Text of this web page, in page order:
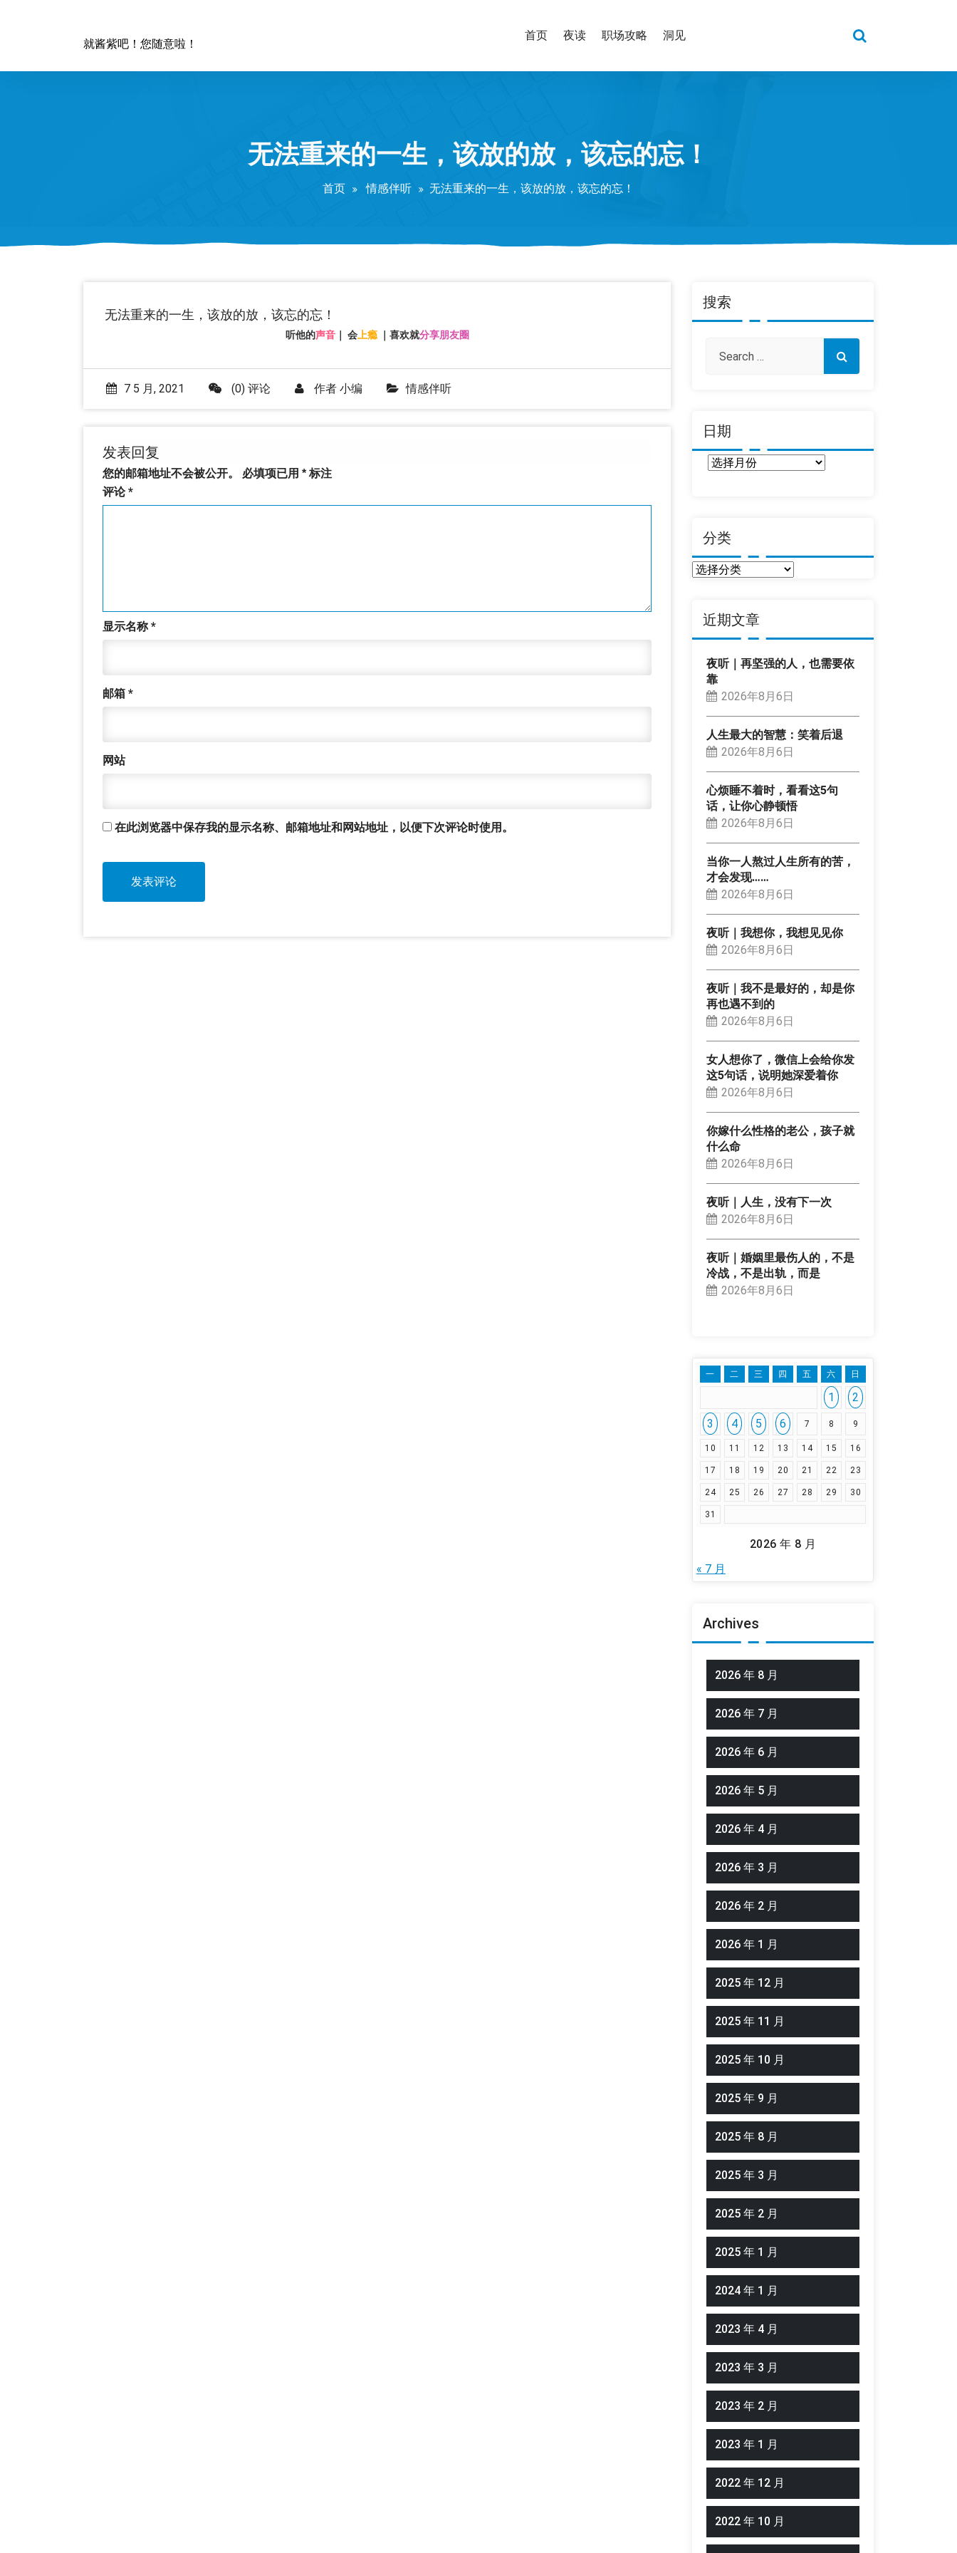
就酱紫吧！您随意啦！
首页 夜读 职场攻略 洞见
无法重来的一生，该放的放，该忘的忘！
首页 情感伴听 无法重来的一生，该放的放，该忘的忘！
无法重来的一生，该放的放，该忘的忘！
听他的声音｜ 会上瘾 ｜喜欢就分享朋友圈
7 5 月, 2021 (0) 评论 作者 小编 情感伴听
发表回复
您的邮箱地址不会被公开。 必填项已用 * 标注
评论*
显示名称*
邮箱 *
网站
在此浏览器中保存我的显示名称、邮箱地址和网站地址，以便下次评论时使用。
搜索
日期
分类
分
近期文章
夜听｜再坚强的人，也需要依
靠
2026年8月6日
人生最大的智慧：笑着后退
2026年8月6日
心烦睡不着时，看看这5句
话，让你心静顿悟
2026年8月6日
当你一人熬过人生所有的苦，
才会发现……
2026年8月6日
夜听｜我想你，我想见见你
2026年8月6日
夜听｜我不是最好的，却是你
再也遇不到的
2026年8月6日
女人想你了，微信上会给你发
这5句话，说明她深爱着你
2026年8月6日
你嫁什么性格的老公，孩子就
什么命
2026年8月6日
夜听｜人生，没有下一次
2026年8月6日
夜听｜婚姻里最伤人的，不是
冷战，不是出轨，而是
2026年8月6日
2026 年 8 月
一 二 三 四 五 六 日
1
2
3
4 5 6 7 8 9
10 11 12 13 14 15 16
17 18 19 20 21 22 23
24 25 26 27 28 29 30
31
« 7 月
Archives
2026 年 8 月
2026 年 7 月
2026 年 6 月
2026 年 5 月
2026 年 4 月
2026 年 3 月
2026 年 2 月
2026 年 1 月
2025 年 12 月
2025 年 11 月
2025 年 10 月
2025 年 9 月
2025 年 8 月
2025 年 3 月
2025 年 2 月
2025 年 1 月
2024 年 1 月
2023 年 4 月
2023 年 3 月
2023 年 2 月
2023 年 1 月
2022 年 12 月
2022 年 10 月